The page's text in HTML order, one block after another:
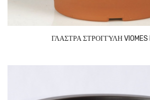
ΓΛΑΣΤΡΑ ΣΤΡΟΓΓΥΛΗ VIOMES